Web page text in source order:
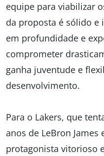
equipe para viabilizar
da proposta é sólido e
em profundidade e
comprometer
ganha juventude e
desenvolvimento.
Para o Lakers, que
anos de LeBron James
protagonista vitorioso